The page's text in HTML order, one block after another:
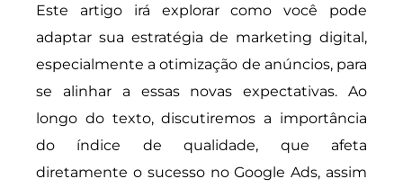
Este artigo irá explorar como você pode
adaptar sua estratégia de marketing digital,
especialmente a otimização de anúncios, para
se alinhar a essas novas expectativas. Ao
longo do texto, discutiremos a importância
do índice de qualidade, que afeta
diretamente o sucesso no Google Ads, assim